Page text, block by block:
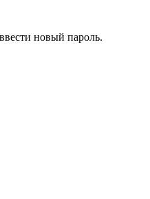
новый пароль.